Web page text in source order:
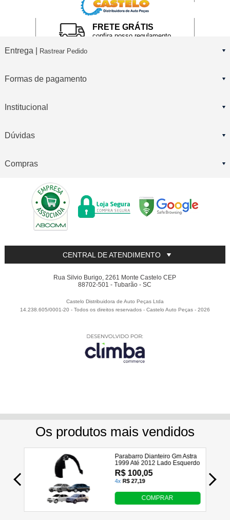
Utilizamos seus dados para analisar e personalizar nossa
loja virtual durante a sua navegação e em serviços de
terceiros parceiros. Ao navegar pela loja virtual, você nos
autoriza a coletar tais informações através do cookies e
utilizá-las para estas finalidades. Em caso de dúvidas,
acesse nossa
Política de Privacidade
Entendi e Aceito
FRETE GRÁTIS
confira nosso regulamento
Entrega | Rastrear Pedido
Formas de pagamento
Institucional
Dúvidas
Compras
CENTRAL DE ATENDIMENTO
Rua Silvio Burigo, 2261 Monte Castelo CEP
88702-501 - Tubarão - SC
Castelo Distribuidora de Auto Peças Ltda
14.238.605/0001-20 - Todos os direitos reservados -Castelo Auto Peças -2026